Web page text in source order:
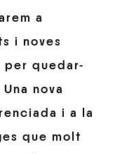
a
i noves
per quedar-
nova
i a la
que molt